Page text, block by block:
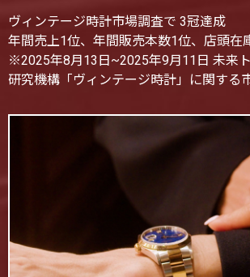
ヴィンテージ時計市場調査で 3冠達成
年間売上1位、年間販売本数1位、店頭在
※2025年8月13日~2025年9月11日 未来
研究機構「ヴィンテージ時計」に関する